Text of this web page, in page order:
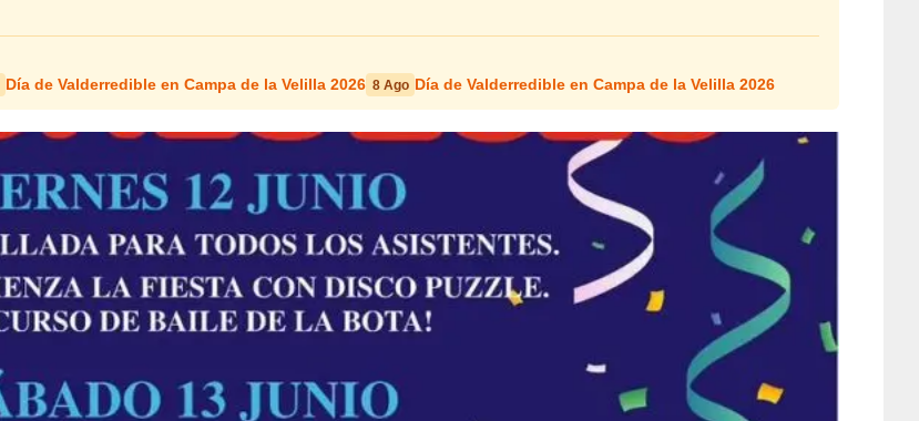
Día de Valderredible en Campa de la Velilla 2026 8 Ago Día de Valderredible en Campa de la Velilla 2026